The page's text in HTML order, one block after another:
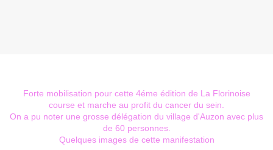
Forte mobilisation pour cette 4éme édition de La Florinoise
course et marche au profit du cancer du sein.
On a pu noter une grosse délégation du village d'Auzon avec plus
de 60 personnes.
Quelques images de cette manifestation